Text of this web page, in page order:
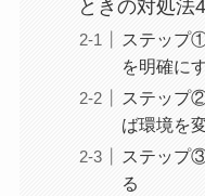
ときの対処法
ステップ
を明確に
ステップ
ば環境を
ステップ
る